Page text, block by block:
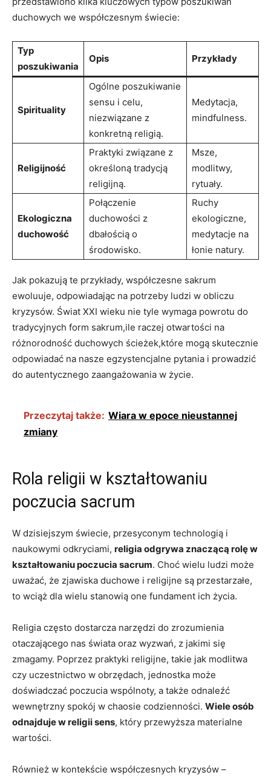
duchowych we współczesnym świecie:
Typ
poszukiwania
Opis Przykłady
Spirituality
Ogólne poszukiwanie
sensu i celu,
niezwiązane z
konkretną religią.
Medytacja,
mindfulness.
Religijność
Praktyki związane z
określoną tradycją
religijną.
Msze,
modlitwy,
rytuały.
Ekologiczna
duchowość
Połączenie
duchowości z
dbałością o
środowisko.
Ruchy
ekologiczne,
medytacje na
łonie natury.
Jak pokazują te przykłady, współczesne sakrum
ewoluuje, odpowiadając na potrzeby ludzi w obliczu
kryzysów. Świat XXI wieku nie tyle wymaga powrotu do
tradycyjnych form sakrum,ile raczej otwartości na
różnorodność duchowych ścieżek,które mogą skutecznie
odpowiadać na nasze egzystencjalne pytania i prowadzić
do autentycznego zaangażowania w życie.
Przeczytaj także: Wiara w epoce nieustannej
zmiany
Rola religii w kształtowaniu
poczucia sacrum
W dzisiejszym świecie, przesyconym technologią i
naukowymi odkryciami, religia odgrywa znaczącą rolę w
kształtowaniu poczucia sacrum. Choć wielu ludzi może
uważać, że zjawiska duchowe i religijne są przestarzałe,
to wciąż dla wielu stanowią one fundament ich życia.
Religia często dostarcza narzędzi do zrozumienia
otaczającego nas świata oraz wyzwań, z jakimi się
zmagamy. Poprzez praktyki religijne, takie jak modlitwa
czy uczestnictwo w obrzędach, jednostka może
doświadczać poczucia wspólnoty, a także odnaleźć
wewnętrzny spokój w chaosie codzienności. Wiele osób
odnajduje w religii sens, który przewyższa materialne
wartości.
Również w kontekście współczesnych kryzysów –